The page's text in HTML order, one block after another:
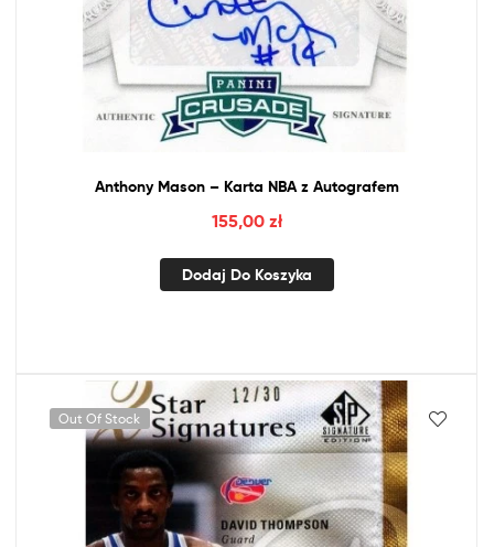
Anthony Mason – Karta NBA zAutografem
155,00 zł
Dodaj Do Koszyka
Out Of Stock